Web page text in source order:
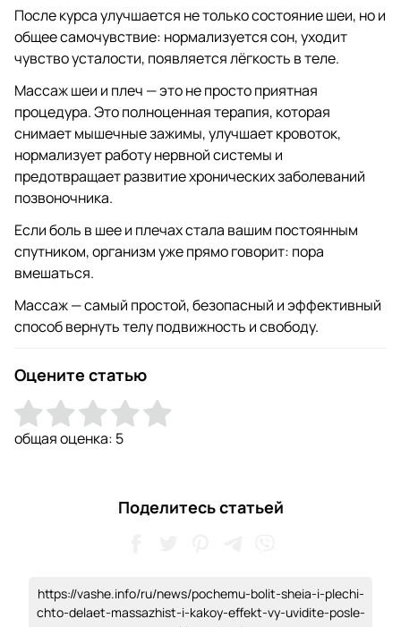
После курса улучшается не только состояние шеи, но и
общее самочувствие: нормализуется сон, уходит
чувство усталости, появляется лёгкость в теле.
Массаж шеи и плеч — это не просто приятная
процедура. Это полноценная терапия, которая
снимает мышечные зажимы, улучшает кровоток,
нормализует работу нервной системы и
предотвращает развитие хронических заболеваний
позвоночника.
Если боль в шее и плечах стала вашим постоянным
спутником, организм уже прямо говорит: пора
вмешаться.
Массаж — самый простой, безопасный и эффективный
способ вернуть телу подвижность и свободу.
Оцените статью
общая оценка: 5
Поделитесь статьей
https://vashe.info/ru/news/pochemu-bolit-sheia-i-plechi-
chto-delaet-massazhist-i-kakoy-effekt-vy-uvidite-posle-